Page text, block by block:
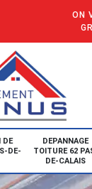
ON
DE
DE-
DEPANNAGE
TOITURE 62
DE-CALAIS